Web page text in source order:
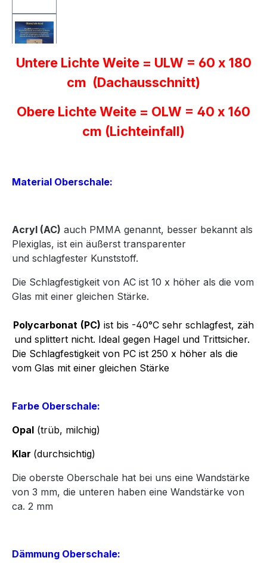
Untere Lichte Weite = ULW = 60 x 180
cm (Dachausschnitt)
Obere Lichte Weite = OLW = 40 x 160
cm (Lichteinfall)
Material Oberschale:
Acryl (AC) auch PMMA genannt, besser bekannt als
Plexiglas, ist ein äußerst transparenter
und schlagfester Kunststoff.
Die Schlagfestigkeit von AC ist 10 x höher als die vom
Glas mit einer gleichen Stärke.
Polycarbonat (PC) ist bis -40°C sehr schlagfest, zäh
und splittert nicht. Ideal gegen Hagel und Trittsicher.
Die Schlagfestigkeit von PC ist 250 x höher als die
vom Glas mit einer gleichen Stärke
Farbe Oberschale:
Opal (trüb, milchig)
Klar (durchsichtig)
Die oberste Oberschale hat bei uns eine Wandstärke
von 3 mm, die unteren haben eine Wandstärke von
ca. 2 mm
Dämmung Oberschale: